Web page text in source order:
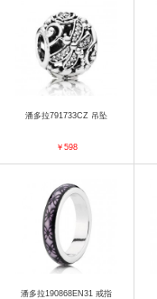
潘多拉791733CZ 吊坠
￥598
潘多拉190868EN31 戒指